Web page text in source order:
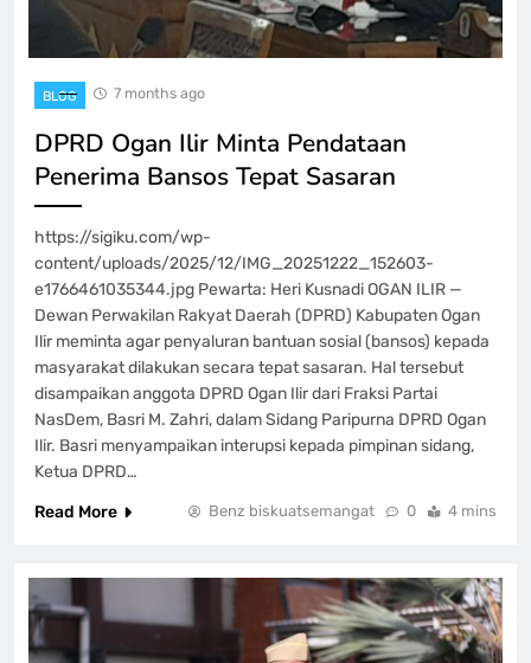
BLOG 7 months ago
DPRD Ogan Ilir Minta Pendataan
Penerima Bansos Tepat Sasaran
https://sigiku.com/wp-
content/uploads/2025/12/IMG_20251222_152603-
e1766461035344.jpg Pewarta: Heri Kusnadi OGAN ILIR —
Dewan Perwakilan Rakyat Daerah (DPRD) Kabupaten Ogan
Ilir meminta agar penyaluran bantuan sosial (bansos) kepada
masyarakat dilakukan secara tepat sasaran. Hal tersebut
disampaikan anggota DPRD Ogan Ilir dari Fraksi Partai
NasDem, Basri M. Zahri, dalam Sidang Paripurna DPRD Ogan
Ilir. Basri menyampaikan interupsi kepada pimpinan sidang,
Ketua DPRD…
Read More
Benz biskuatsemangat 0 4 mins